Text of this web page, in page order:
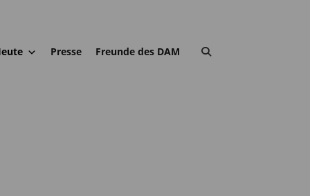
Presse Freunde des DAM